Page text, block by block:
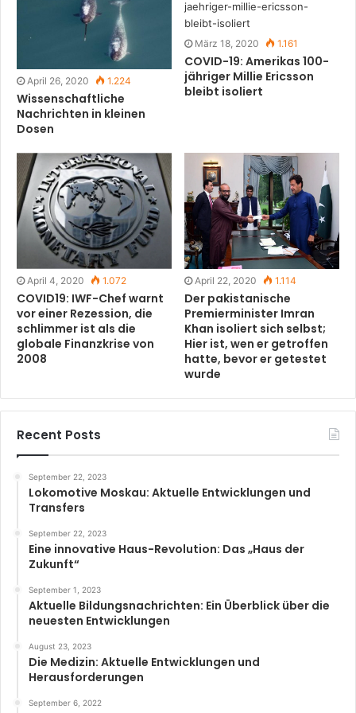
April 26, 2020 1.224
Wissenschaftliche
Nachrichten in kleinen
Dosen
März 18, 2020 1.161
COVID-19: Amerikas 100-
jähriger Millie Ericsson
bleibt isoliert
April 4, 2020 1.072
COVID19: IWF-Chef warnt
vor einer Rezession, die
schlimmer ist als die
globale Finanzkrise von
2008
April 22, 2020 1.114
Der pakistanische
Premierminister Imran
Khan isoliert sich selbst;
Hier ist, wen er getroffen
hatte, bevor er getestet
wurde
Recent Posts
September 22, 2023
Lokomotive Moskau: Aktuelle Entwicklungen und
Transfers
September 22, 2023
Eine innovative Haus-Revolution: Das „Haus der
Zukunft“
September 1, 2023
Aktuelle Bildungsnachrichten: Ein Überblick über die
neuesten Entwicklungen
August 23, 2023
Die Medizin: Aktuelle Entwicklungen und
Herausforderungen
September 6, 2022